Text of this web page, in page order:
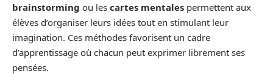
brainstorming ou les cartes mentales permettent aux
élèves d’organiser leurs idées tout en stimulant leur
imagination. Ces méthodes favorisent un cadre
d’apprentissage où chacun peut exprimer librement ses
pensées.